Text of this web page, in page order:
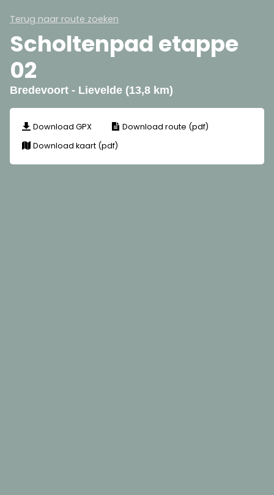
Terug naar route zoeken
Scholtenpad etappe
02
Bredevoort - Lievelde (13,8 km)
Download GPX
Download route (pdf)
Download kaart (pdf)